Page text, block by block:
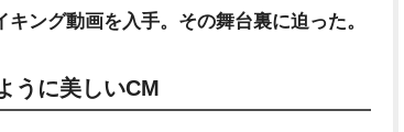
ング動画を入手。その舞台裏に迫った。
うに美しいCM